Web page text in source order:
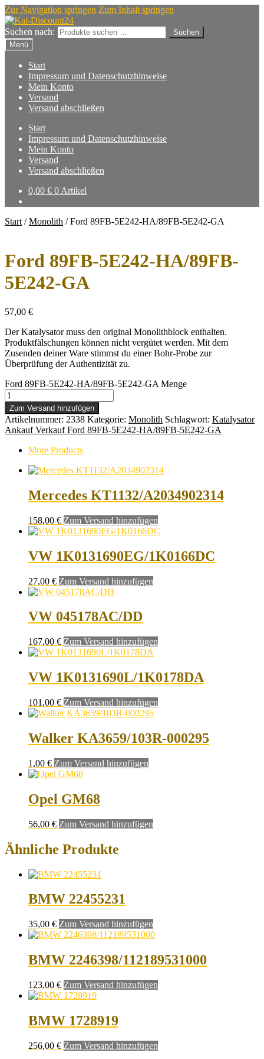
Zur Navigation springen Zum Inhalt springen
Suchen nach:
Suchen
Menü
Start
Impressum und Datenschutzhinweise
Mein Konto
Versand
Versand abschließen
Start
Impressum und Datenschutzhinweise
Mein Konto
Versand
Versand abschließen
0,00 € 0 Artikel
Start /Monolith /Ford 89FB-5E242-HA/89FB-5E242-GA
Ford 89FB-5E242-HA/89FB-
5E242-GA
57,00 €
Der Katalysator muss den original Monolithblock enthalten.
Produktfälschungen können nicht vergütet werden. Mit dem
Zusenden deiner Ware stimmst du einer Bohr-Probe zur
Überprüfung der Authentizität zu.
Ford 89FB-5E242-HA/89FB-5E242-GA Menge
Zum Versand hinzufügen
Artikelnummer: 2338 Kategorie: Monolith Schlagwort: Katalysator
Ankauf Verkauf Ford 89FB-5E242-HA/89FB-5E242-GA
More Products
Mercedes KT1132/A2034902314
158,00 € Zum Versand hinzufügen
VW 1K0131690EG/1K0166DC
27,00 € Zum Versand hinzufügen
VW 045178AC/DD
167,00 € Zum Versand hinzufügen
VW 1K0131690L/1K0178DA
101,00 € Zum Versand hinzufügen
Walker KA3659/103R-000295
1,00 € Zum Versand hinzufügen
Opel GM68
56,00 € Zum Versand hinzufügen
Ähnliche Produkte
BMW 22455231
35,00 € Zum Versand hinzufügen
BMW 2246398/112189531000
123,00 € Zum Versand hinzufügen
BMW 1728919
256,00 € Zum Versand hinzufügen